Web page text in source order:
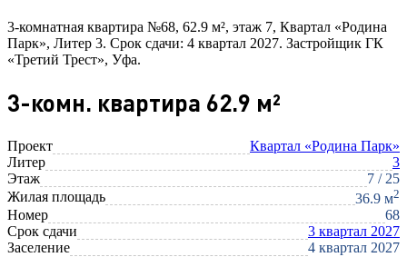
3-комнатная квартира №68, 62.9 м², этаж 7, Квартал «Родина
Парк», Литер 3. Срок сдачи: 4 квартал 2027. Застройщик ГК
«Третий Трест», Уфа.
3-комн. квартира 62.9 м²
Проект
Квартал «Родина Парк»
Литер
3
Этаж
7 / 25
Жилая площадь
36.9 м2
Номер
68
Срок сдачи
3 квартал 2027
Заселение
4 квартал 2027